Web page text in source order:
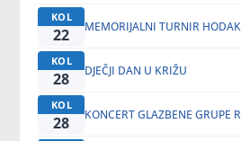
KOL
22 MEMORIJALNI TURNIR
KOL
28 DJEČJI DAN U KRIŽU
KOL
28 KONCERT GLAZBENE GRUPE